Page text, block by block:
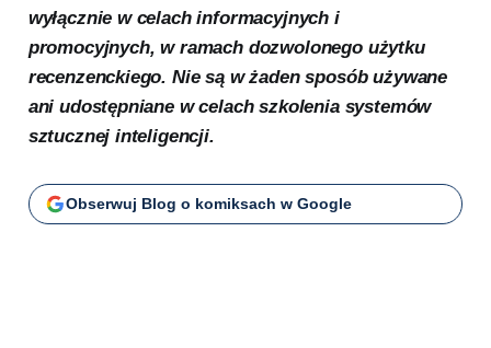
wyłącznie w celach informacyjnych i
promocyjnych, w ramach dozwolonego użytku
recenzenckiego. Nie są w żaden sposób używane
ani udostępniane w celach szkolenia systemów
sztucznej inteligencji.
Obserwuj Blog o komiksach w Google